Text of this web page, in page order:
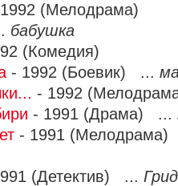
(Мелодрама)
бабушка
(Комедия)
- 1992 (Боевик) ...
- 1992
- 1991 (Драма) ...
- 1991
(Детектив) ...